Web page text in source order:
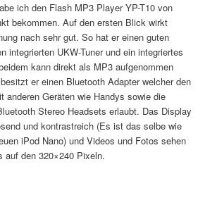
ich den Flash MP3 Player YP-T10 von
bekommen. Auf den ersten Blick wirkt
nach sehr gut. So hat er einen guten
integrierten UKW-Tuner und ein integriertes
kann direkt als MP3 aufgenommen
er einen Bluetooth Adapter welcher den
anderen Geräten wie Handys sowie die
Stereo Headsets erlaubt. Das Display
und kontrastreich (Es ist das selbe wie
iPod Nano) und Videos und Fotos sehen
auf den 320×240 Pixeln.